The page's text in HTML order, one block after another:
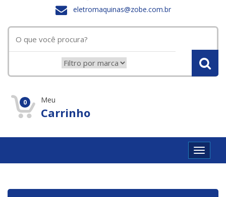
eletromaquinas@zobe.com.br
0 Meu
Carrinho
Toggle